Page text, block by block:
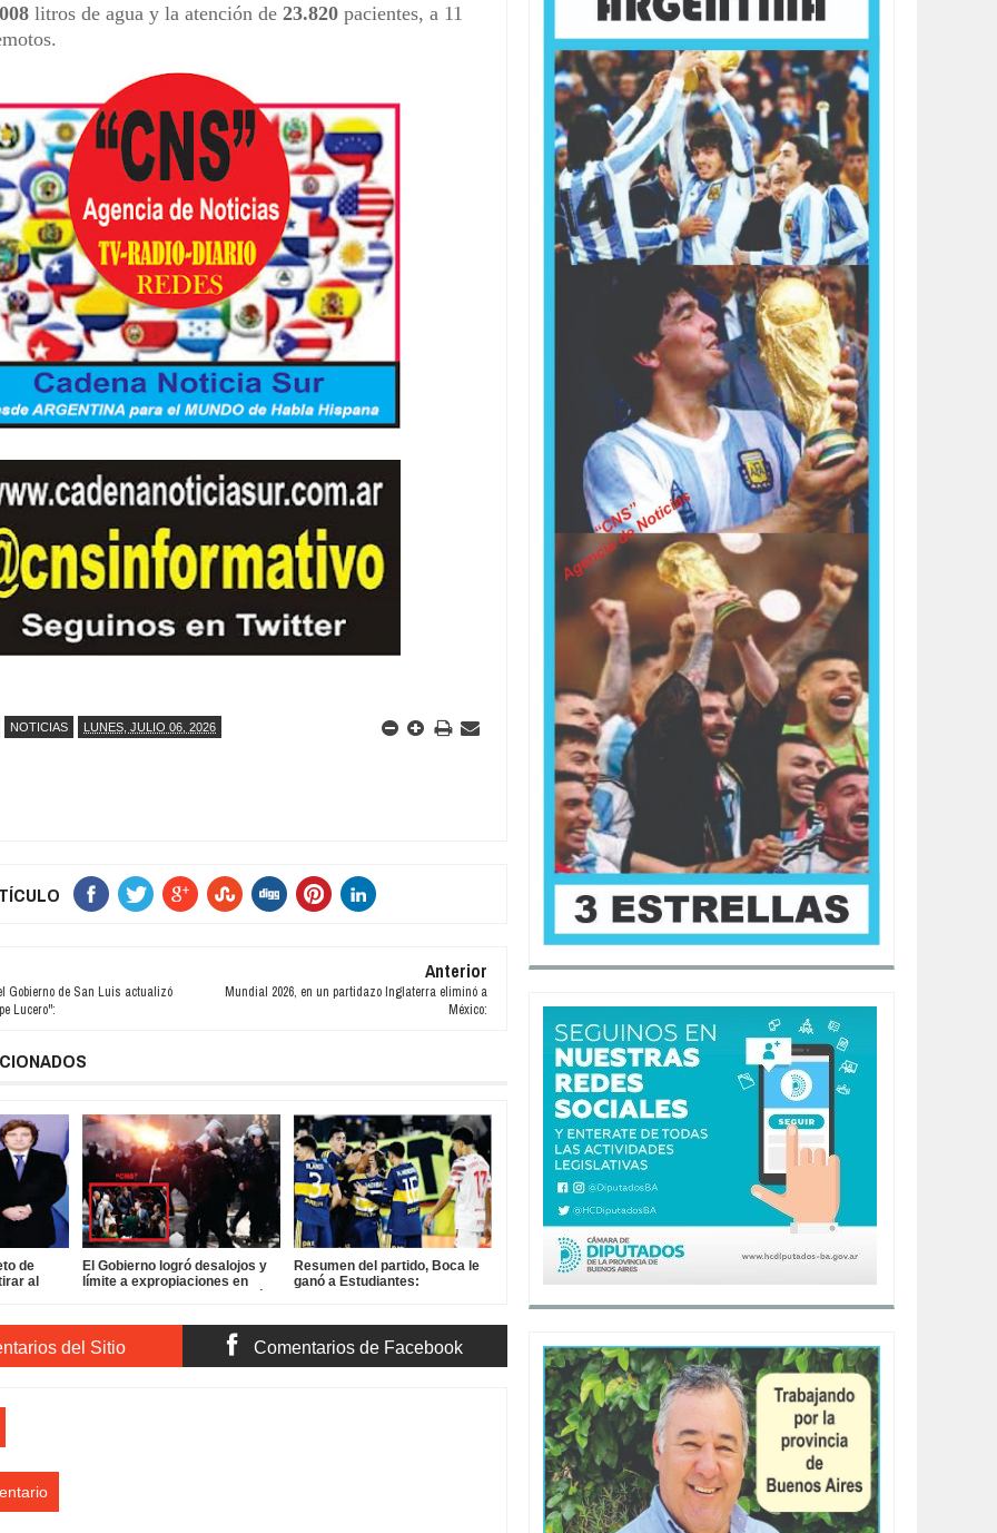
litros de agua y la atención de23.820 pacientes, a 11
NOTICIAS LUNES, JULIO 06, 2026
Gobierno de San Luis actualizó
Lucero":
Anterior
Mundial 2026, en un partidazo Inglaterra eliminó a
México:
de
al
El Gobierno logró desalojos y
límite a expropiaciones en
Resumen del partido, Boca le
ganó a Estudiantes:
del Sitio Comentarios de Facebook